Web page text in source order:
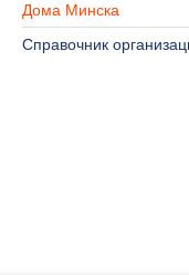
Дома Минска
Справочник